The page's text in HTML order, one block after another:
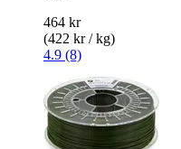
464 kr
(422 kr / kg)
4.9 (8)